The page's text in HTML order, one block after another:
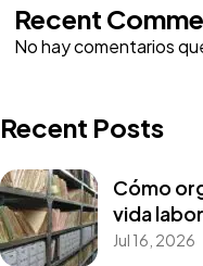
Recent
No hay comentarios
Recent Posts
Cómo
vida
Jul 16, 2026